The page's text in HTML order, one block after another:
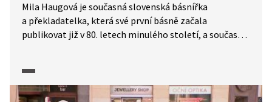
Mila Haugová je současná slovenská básnířka
a překladatelka, která své první básně začala
publikovat již v 80. letech minulého století, a současně
o procesu své umělecké tvorby.